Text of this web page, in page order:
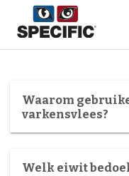
Waarom
varkensvlees?
Welk eiwit